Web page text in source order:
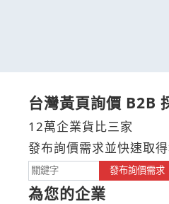
台灣黃頁詢價 B2B
12萬企業貨比三家
發布詢價需求並快速取得
發布詢價需求
為您的企業